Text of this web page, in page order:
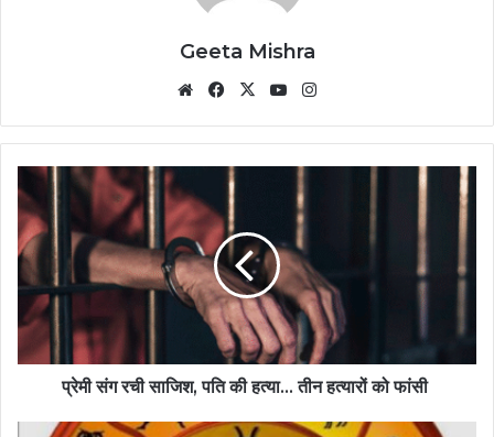
Geeta Mishra
WebsiteFacebook
X YouTube
प्रेमी संग रची साजिश, पति की हत्या… तीन हत्यारों को फांसी